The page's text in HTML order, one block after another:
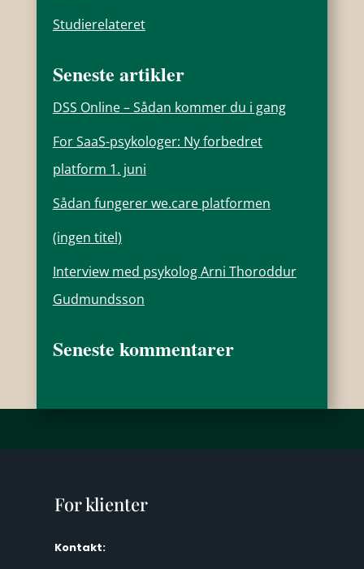
Studierelateret
Seneste artikler
DSS Online – Sådan kommer du i gang
For SaaS-psykologer: Ny forbedret
platform 1. juni
Sådan fungerer we.care platformen
(ingen titel)
Interview med psykolog Arni Thoroddur
Gudmundsson
Seneste kommentarer
For klienter
Kontakt: